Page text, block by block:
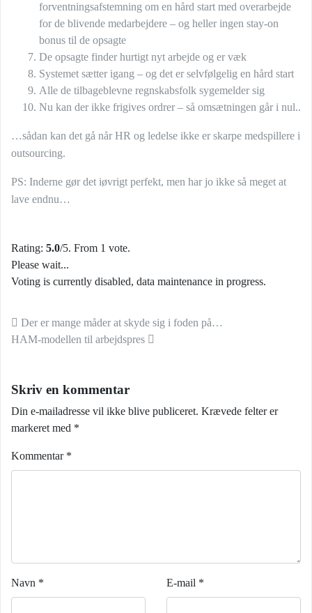
forventningsafstemning om en hård start med overarbejde
for de blivende medarbejdere – og heller ingen stay-on
bonus til de opsagte
De opsagte finder hurtigt nyt arbejde og er væk
Systemet sætter igang – og det er selvfølgelig en hård start
Alle de tilbageblevne regnskabsfolk sygemelder sig
Nu kan der ikke frigives ordrer – så omsætningen går i nul..
…sådan kan det gå når HR og ledelse ikke er skarpe medspillere i
outsourcing.
PS: Inderne gør det iøvrigt perfekt, men har jo ikke så meget at
lave endnu…
Rating: 5.0/5. From 1 vote.
Please wait...
Voting is currently disabled, data maintenance in progress.
Indlæg navigation
Der er mange måder at skyde sig i foden på…
HAM-modellen til arbejdspres
Skriv en kommentar
Din e-mailadresse vil ikke blive publiceret. Krævede felter er
markeret med *
Kommentar *
Navn * E-mail *